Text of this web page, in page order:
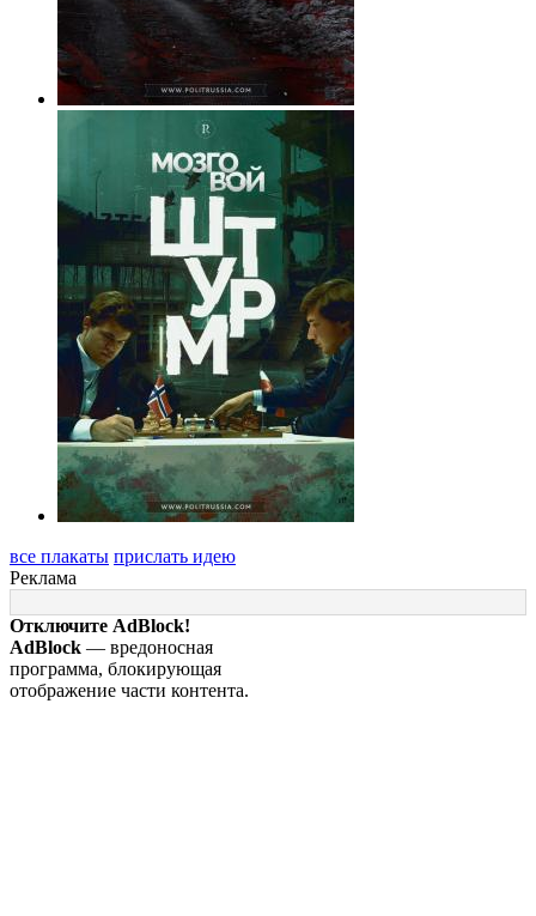
все плакаты прислать идею
Реклама
Отключите AdBlock!
AdBlock — вредоносная
программа, блокирующая
отображение части контента.